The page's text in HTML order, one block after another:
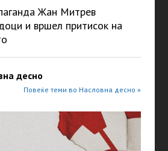
Жан Митрев
и вршел притисок на
десно
Повеќе теми во Насловна десно »